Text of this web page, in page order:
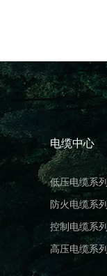
电缆中心
低压电缆系列
防火电缆系列
控制电缆系列
高压电缆系列